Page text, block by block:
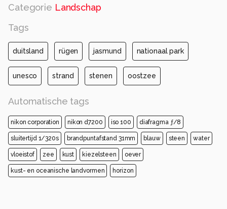
Categorie Landschap
Tags
duitsland rügen jasmund nationaal park
unesco strand stenen oostzee
Automatische tags
nikon corporation nikon d7200 iso 100 diafragma ƒ/8
sluitertijd 1/320s brandpuntafstand 31mm blauw steen water
vloeistof zee kust kiezelsteen oever
kust- en oceanische landvormen horizon